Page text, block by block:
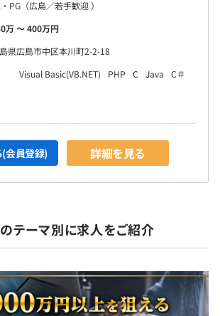
PG（広島／若手歓迎 ）
万 〜 400万円
県広島市中区本川町2-2-18
Visual Basic(VB.NET) PHP C Java
C＃
会員登録) 詳細を見る
テーマ別に求人をご紹介